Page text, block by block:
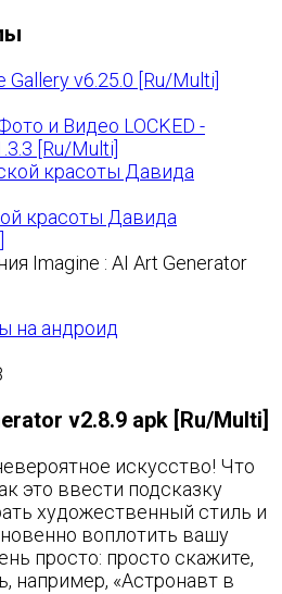
Gallery v6.25.0 [Ru/Multi]
LOCKED -
[Ru/Multi]
красоты Давида
на андроид
v2.8.9 apk [Ru/Multi]
искусство! Что
это ввести подсказку
художественный стиль и
воплотить вашу
просто: просто скажите,
например, «Астронавт в